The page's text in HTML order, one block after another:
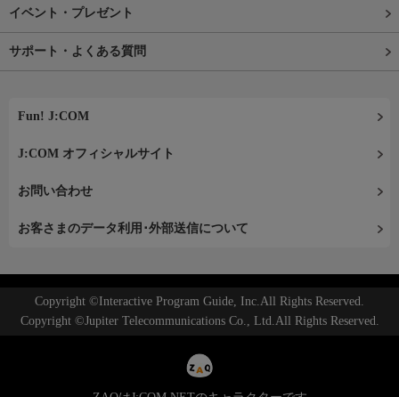
イベント・プレゼント
サポート・よくある質問
Fun! J:COM
J:COM オフィシャルサイト
お問い合わせ
お客さまのデータ利用･外部送信について
Copyright ©Interactive Program Guide, Inc.All Rights Reserved.
Copyright ©Jupiter Telecommunications Co., Ltd.All Rights Reserved.